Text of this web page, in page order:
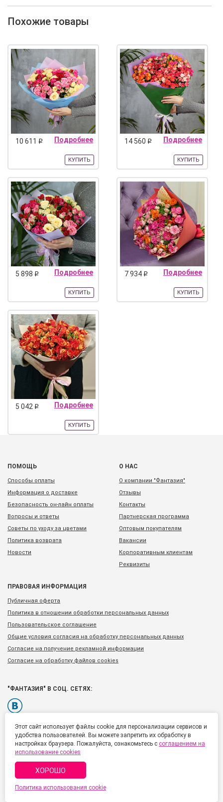
Похожие товары
10 611 q Подробнее
КУПИТЬ
14 560 q Подробнее
КУПИТЬ
5 898 q Подробнее
КУПИТЬ
7 934 q Подробнее
КУПИТЬ
5 042 q Подробнее
КУПИТЬ
Этот сайт использует файлы cookie для персонализации сервисов и
удобства пользователей. Вы можете запретить их обработку в
настройках браузера. Пожалуйста, ознакомьтесь с соглашением на
использование cookies
ХОРОШО
Политика использования cookie
ПОМОЩЬ
Способы оплаты
Информация о доставке
Безопасность он-лайн оплаты
Вопросы и ответы
Советы по уходу за цветами
Политика возврата
Новости
О НАС
О компании "Фантазия"
Отзывы
Контакты
Партнерская программа
Оптовым покупателям
Вакансии
Корпоративным клиентам
Реквизиты
ПРАВОВАЯ ИНФОРМАЦИЯ
Публичная оферта
Политика в отношении обработки персональных данных
Пользовательское соглашение
Общие условия согласия на обработку персональных данных
Согласие на получение рекламной информации
Согласие на обработку файлов cookies
"ФАНТАЗИЯ" В СОЦ. СЕТЯХ:
Тел.: +7 (495) 777 92 00
Россия, Москва
© "Фантазия", Доставка цветов по России и всему миру,